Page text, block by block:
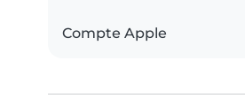
Compte Apple